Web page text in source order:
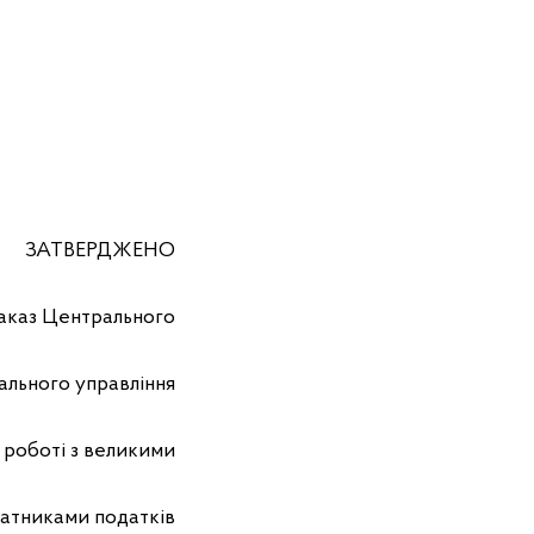
ЗАТВЕРДЖЕНО
Центрального
управління
з великими
податків